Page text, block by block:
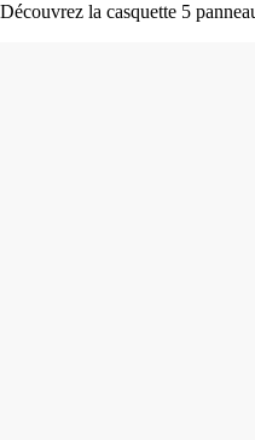
Découvrez la casquette 5